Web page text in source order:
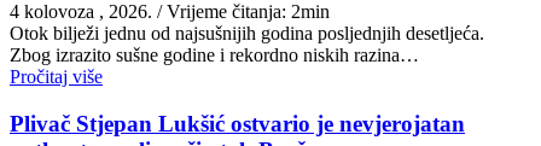
4 kolovoza , 2026. / Vrijeme čitanja: 2min
Otok bilježi jednu od najsušnijih godina posljednjih desetljeća.
Zbog izrazito sušne godine i rekordno niskih razina…
Pročitaj više
Plivač Stjepan Lukšić ostvario je nevjerojatan